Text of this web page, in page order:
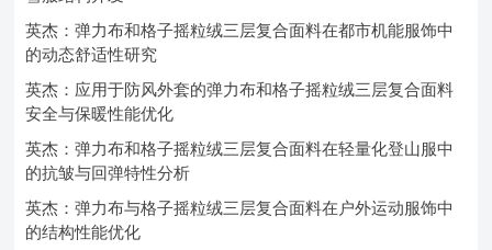
英杰：弹力布和格子摇粒绒三层复合面料在都市机能服饰中
的动态舒适性研究
英杰：应用于防风外套的弹力布和格子摇粒绒三层复合面料
安全与保暖性能优化
英杰：弹力布和格子摇粒绒三层复合面料在轻量化登山服中
的抗皱与回弹特性分析
英杰：弹力布与格子摇粒绒三层复合面料在户外运动服饰中
的结构性能优化